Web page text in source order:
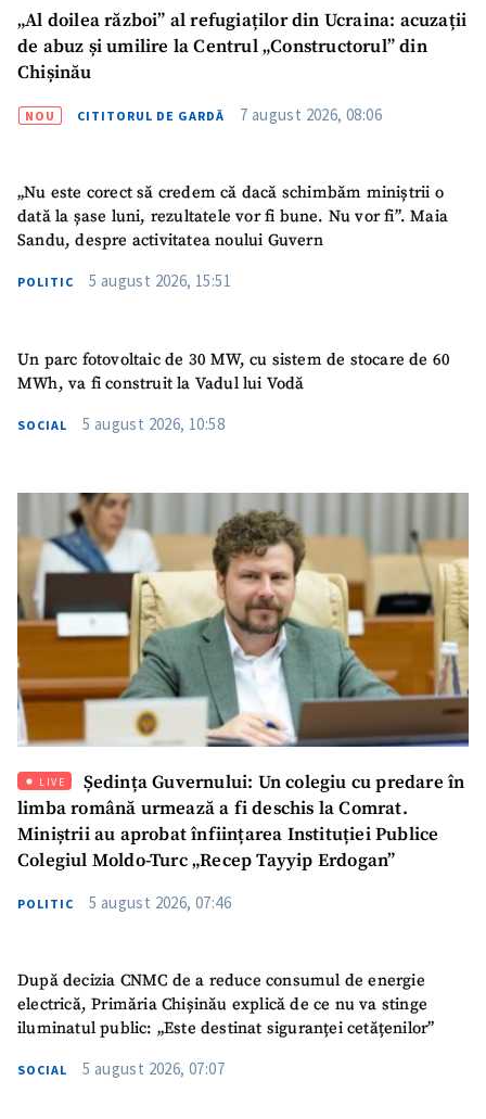
SUSȚINE
„Al doilea război” al refugiaților din Ucraina: acuzații
de abuz și umilire la Centrul „Constructorul” din
Chișinău
NOU CITITORUL DE GARDĂ 7 august 2026, 08:06
„Nu este corect să credem că dacă schimbăm miniștrii o
dată la șase luni, rezultatele vor fi bune. Nu vor fi”. Maia
Sandu, despre activitatea noului Guvern
POLITIC 5 august 2026, 15:51
Un parc fotovoltaic de 30 MW, cu sistem de stocare de 60
MWh, va fi construit la Vadul lui Vodă
SOCIAL 5 august 2026, 10:58
LIVE
Ședința Guvernului: Un colegiu cu predare în
limba română urmează a fi deschis la Comrat.
Miniștrii au aprobat înființarea Instituției Publice
Colegiul Moldo-Turc „Recep Tayyip Erdogan”
POLITIC 5 august 2026, 07:46
După decizia CNMC de a reduce consumul de energie
electrică, Primăria Chișinău explică de ce nu va stinge
iluminatul public: „Este destinat siguranței cetățenilor”
SOCIAL 5 august 2026, 07:07
Sursă anonimă
Email+ Emailul meu
Telefon
+ Telefon personal
acord cupolitica de
confidențialitate.
TRIMITE ȘTIREA